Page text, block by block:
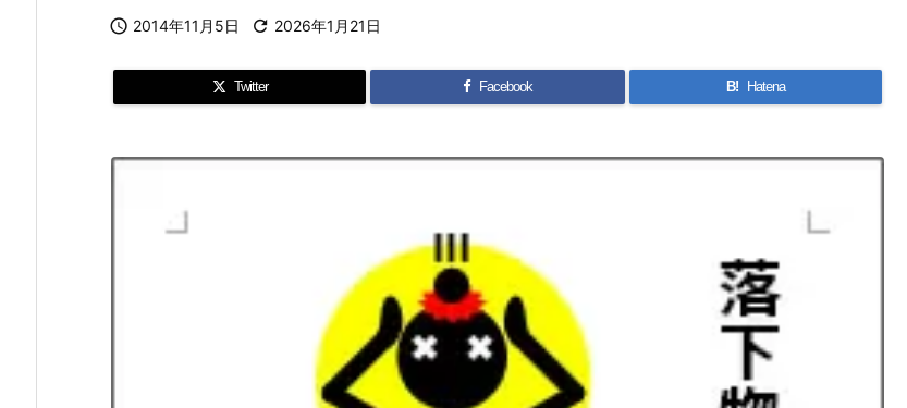
 2014年11月5日  2026年1月21日
Twitter Facebook B! Hatena